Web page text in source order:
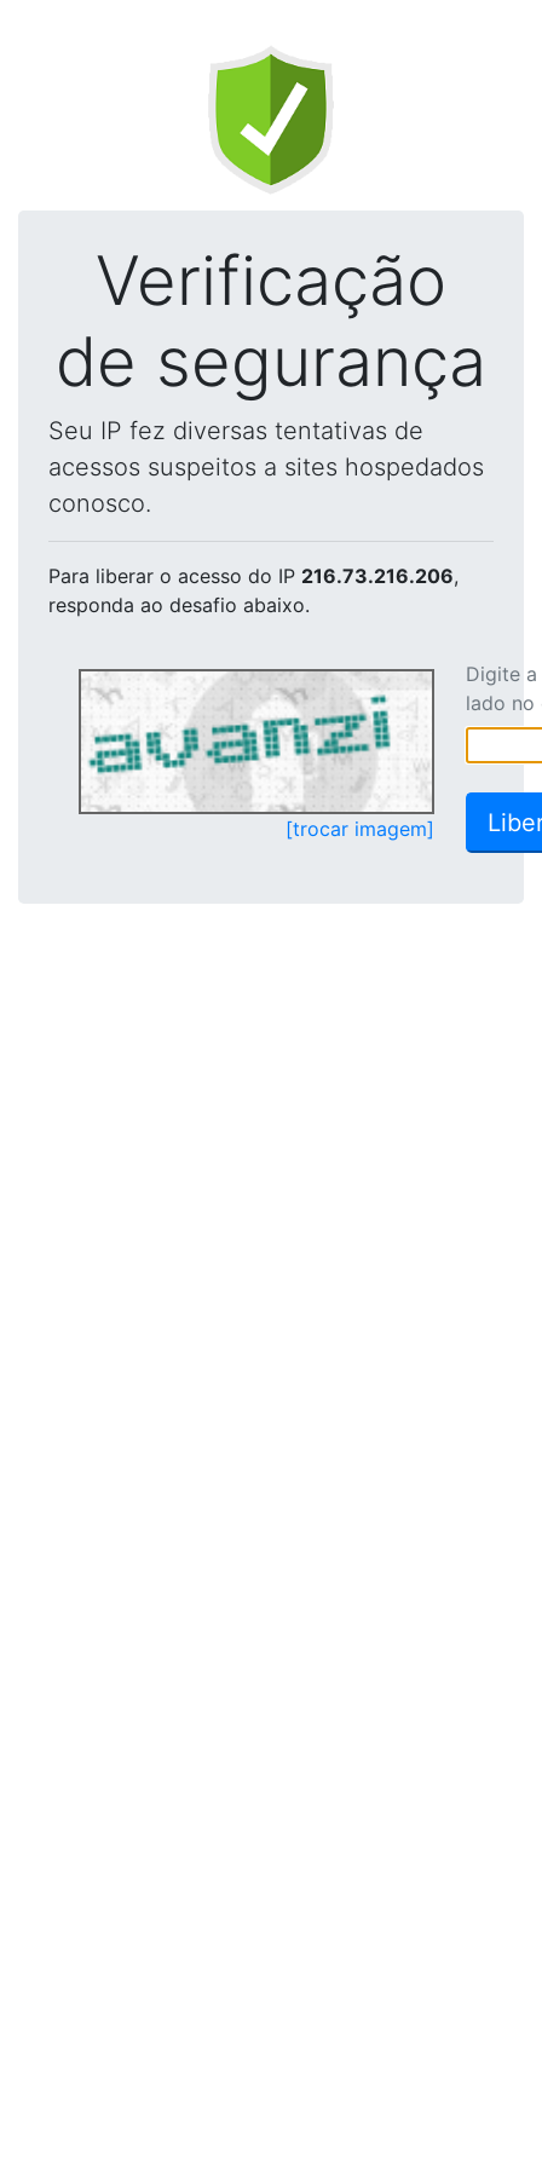
Verificação
de segurança
Seu IP fez diversas tentativas de
acessos suspeitos a sites hospedados
conosco.
Para liberar o acesso do IP 216.73.216.206,
responda ao desafio abaixo.
[trocar imagem]
Digite
lado no